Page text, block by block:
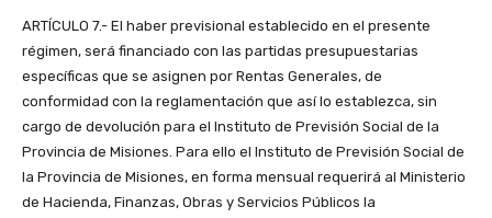
ARTÍCULO 7.- El haber previsional establecido en el presente
régimen, será financiado con las partidas presupuestarias
específicas que se asignen por Rentas Generales, de
conformidad con la reglamentación que así lo establezca, sin
cargo de devolución para el Instituto de Previsión Social de la
Provincia de Misiones. Para ello el Instituto de Previsión Social de
la Provincia de Misiones, en forma mensual requerirá al Ministerio
de Hacienda, Finanzas, Obras y Servicios Públicos la